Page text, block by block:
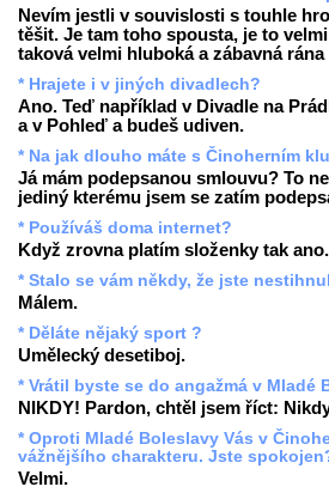
Nevím jestli v souvislosti s touhle
těšit. Je tam toho spousta, je to
taková velmi hluboká a zábavná
* Hrajete i v jiných divadlech?
Ano. Teď například v Divadle na
a v Pohleď a budeš udiven.
* Na jak dlouho máte s Činoherním
Já mám podepsanou smlouvu? To
jediný kterému jsem se zatím
* Používáš doma internet?
Když zrovna platím složenky tak ano.
* Stalo se vám někdy, že jste
Málem.
* Děláte nějaký sport ?
Umělecký desetiboj.
* Vrátil byste se do angažmá v Mladé
NIKDY! Pardon, chtěl jsem říct:
* Oproti Mladé Boleslavy Vás v
vážnějšího charakteru. Jste
Velmi.